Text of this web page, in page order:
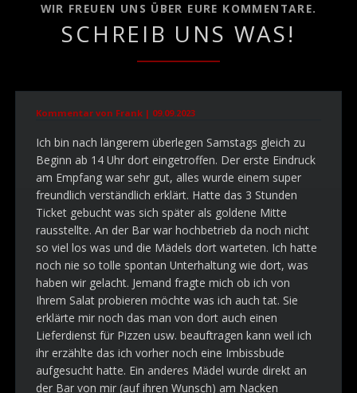
WIR FREUEN UNS ÜBER EURE KOMMENTARE.
SCHREIB UNS WAS!
Kommentar von Frank | 09.09.2023
Ich bin nach längerem überlegen Samstags gleich zu
Beginn ab 14 Uhr dort eingetroffen. Der erste Eindruck
am Empfang war sehr gut, alles wurde einem super
freundlich verständlich erklärt. Hatte das 3 Stunden
Ticket gebucht was sich später als goldene Mitte
rausstellte. An der Bar war hochbetrieb da noch nicht
so viel los was und die Mädels dort warteten. Ich hatte
noch nie so tolle spontan Unterhaltung wie dort, was
haben wir gelacht. Jemand fragte mich ob ich von
Ihrem Salat probieren möchte was ich auch tat. Sie
erklärte mir noch das man von dort auch einen
Lieferdienst für Pizzen usw. beauftragen kann weil ich
ihr erzählte das ich vorher noch eine Imbissbude
aufgesucht hatte. Ein anderes Mädel wurde direkt an
der Bar von mir (auf ihren Wunsch) am Nacken